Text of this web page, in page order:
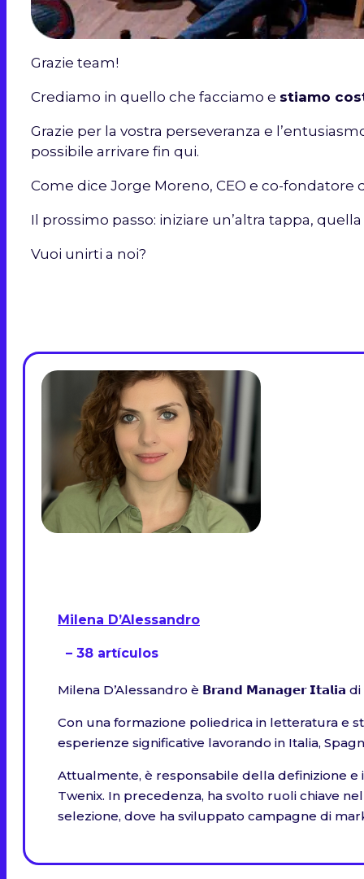
Grazie team!
Crediamo in quello che facciamo e stiamo
Grazie per la vostra perseveranza e
possibile arrivare fin qui.
Come dice Jorge Moreno, CEO e co-fondatore
Il prossimo passo: iniziare un’altra tappa,
Vuoi unirti a noi?
Milena D’Alessandro
– 38 artículos
Milena D’Alessandro è 𝗕𝗿𝗮𝗻𝗱 𝗠𝗮𝗻𝗮𝗴𝗲𝗿 𝗜𝘁𝗮𝗹𝗶𝗮 di
Con una formazione poliedrica in letteratura e
esperienze significative lavorando in Italia,
Attualmente, è responsabile della definizione e
Twenix. In precedenza, ha svolto ruoli chiave
selezione, dove ha sviluppato campagne di